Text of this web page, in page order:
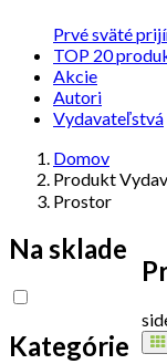
Prvé sväté
TOP 20
Akcie
Autori
Vydavateľstvá
Domov
Produkt
Prostor
Na sklade
Kategórie